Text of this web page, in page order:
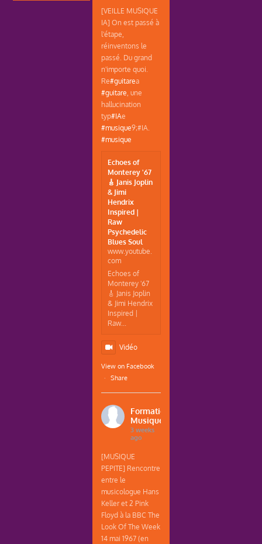
[VEILLE MUSIQUE
IA] On est passé à
l'étape,
réinventons le
passé. Du grand
n'importe quoi.
Re#guitarea
#guitare , une
hallucination
typ#IAe
#musique9;#IA.
#musique
Echoes of
Monterey '67
🎸 Janis Joplin
& Jimi
Hendrix
Inspired |
Raw
Psychedelic
Blues Soul
www.youtube.
com
Echoes of
Monterey '67
🎸 Janis Joplin
& Jimi Hendrix
Inspired |
Raw...
Vidéo
View on Facebook
·
Share
Formations
Musique
3 weeks
ago
[MUSIQUE
PEPITE] Rencontre
entre le
musicologue Hans
Keller et 2 Pink
Floyd à la BBC The
Look Of The Week
14 mai 1967 (en